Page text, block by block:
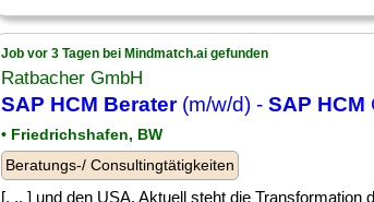
Job vor 3 Tagen bei Mindmatch.ai gefunden
Ratbacher GmbH
SAP HCM Berater(m/w/d) - SAP HCM
• Friedrichshafen, BW
Beratungs-/ Consultingtätigkeiten
[. .. ] und den USA. Aktuell steht die Transformation